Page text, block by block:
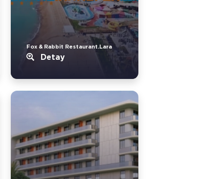
Fox & Rabbit Restaurant.Lara
Detay